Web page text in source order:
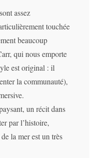
assez
touchée
beaucoup
qui nous emporte
est original : il
la communauté),
un récit dans
par l’histoire,
la mer est un très